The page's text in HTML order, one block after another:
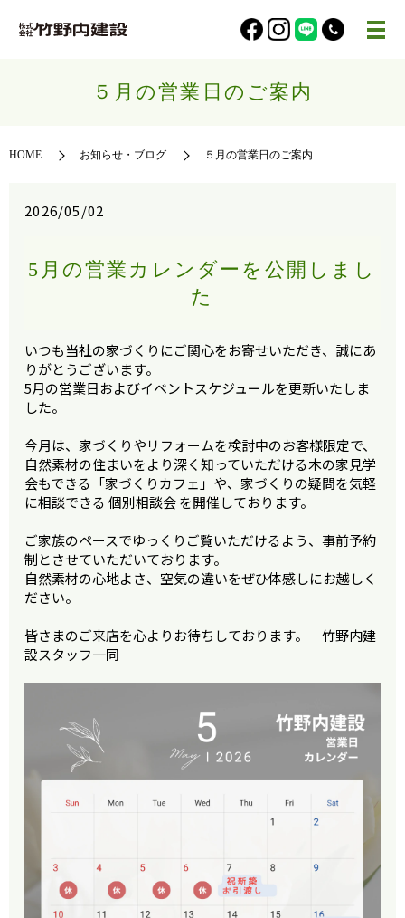
５月の営業日のご案内
HOME お知らせ・ブログ ５月の営業日のご案内
2026/05/02
5月の営業カレンダーを公開しまし
た
いつも当社の家づくりにご関心をお寄せいただき、誠にあ
りがとうございます。
5月の営業日およびイベントスケジュールを更新いたしま
した。
今月は、家づくりやリフォームを検討中のお客様限定で、
自然素材の住まいをより深く知っていただける木の家見学
会もできる「家づくりカフェ」や、家づくりの疑問を気軽
に相談できる 個別相談会 を開催しております。
ご家族のペースでゆっくりご覧いただけるよう、事前予約
制とさせていただいております。
自然素材の心地よさ、空気の違いをぜひ体感しにお越しく
ださい。
皆さまのご来店を心よりお待ちしております。 竹野内建
設スタッフ一同